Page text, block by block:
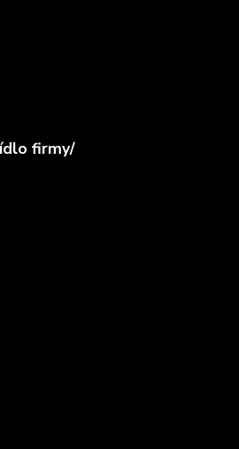
firmy/